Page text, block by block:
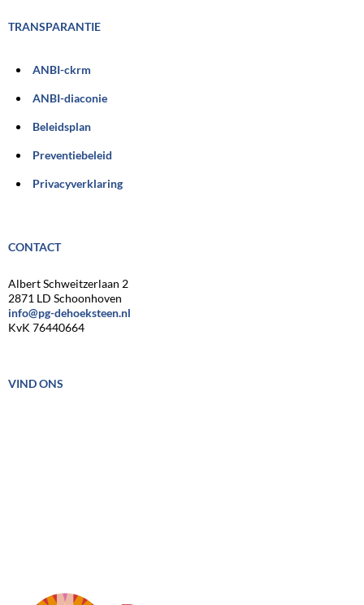
TRANSPARANTIE
ANBI-ckrm
ANBI-diaconie
Beleidsplan
Preventiebeleid
Privacyverklaring
CONTACT
Albert Schweitzerlaan 2
2871 LD Schoonhoven
info@pg-dehoeksteen.nl
KvK 76440664
VIND ONS